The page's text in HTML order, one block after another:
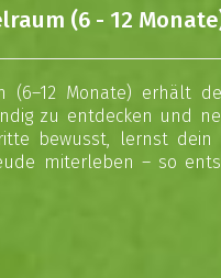
(6 - 12
(6–12 Monate) erhält
zu entdecken und
bewusst, lernst
miterleben – so